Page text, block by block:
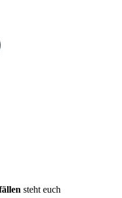
steht euch